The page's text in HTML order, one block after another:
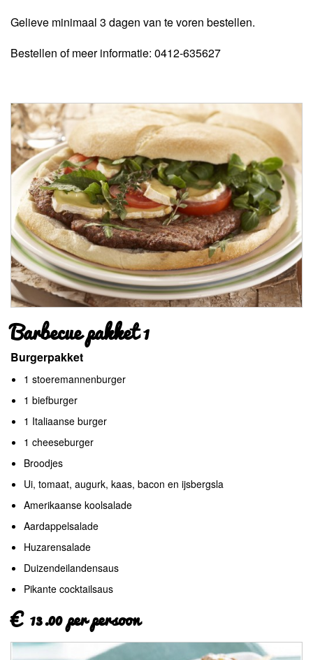
Gelieve minimaal 3 dagen van te voren bestellen.
Bestellen of meer informatie: 0412-635627
Barbecue pakket 1
Burgerpakket
1 stoeremannenburger
1 biefburger
1 Italiaanse burger
1 cheeseburger
Broodjes
Ui, tomaat, augurk, kaas, bacon en ijsbergsla
Amerikaanse koolsalade
Aardappelsalade
Huzarensalade
Duizendeilandensaus
Pikante cocktailsaus
€ 13.00 per persoon